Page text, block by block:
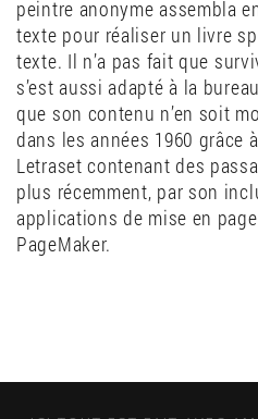
peintre anonyme assembla
texte pour réaliser un livre
texte. Il n’a pas fait que
s’est aussi adapté à la
que son contenu n’en soit
dans les années 1960 grâce
Letraset contenant des
plus récemment, par son
applications de mise en
PageMaker.